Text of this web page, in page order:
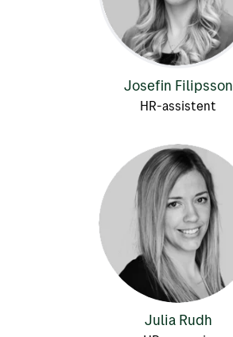
Josefin Filipsson
HR-assistent
Julia Rudh